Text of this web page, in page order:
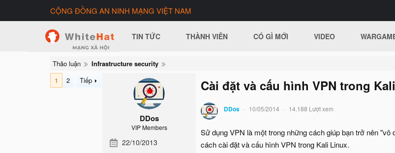
CỘNG ĐỒNG AN NINH MẠNG VIỆT NAM
TIN TỨC THÀNH VIÊN CÓ GÌ MỚI VIDEO
Thảo luận
Infrastructure security
1
2 Tiếp
DDos
VIP Members
22/10/2013
Cài đặt và cấu hình VPN trong
DDos 10/05/2014 14.188 Lượt xem
Sử dụng VPN là một trong những cách giúp bạn trở nên
cách cài đặt và cấu hình VPN trong Kali Linux.